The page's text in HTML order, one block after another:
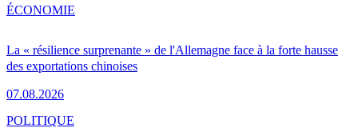
La « résilience surprenante » de l'Allemagne face à la forte hausse
des exportations chinoises
07.08.2026
ÉCONOMIE
POLITIQUE